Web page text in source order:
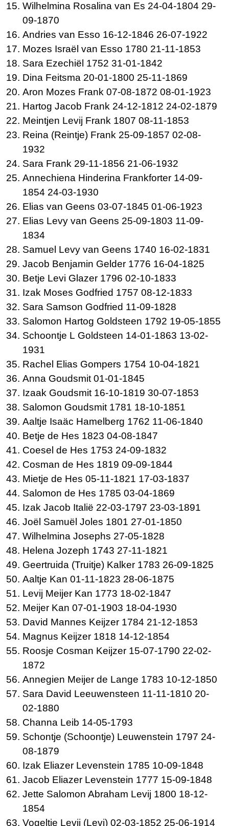
Wilhelmina Rosalina van Es 24-04-1804 29-
09-1870
Andries van Esso 16-12-1846 26-07-1922
Mozes Israël van Esso 1780 21-11-1853
Sara Ezechiël 1752 31-01-1842
Dina Feitsma 20-01-1800 25-11-1869
Aron Mozes Frank 07-08-1872 08-01-1923
Hartog Jacob Frank 24-12-1812 24-02-1879
Meintjen Levij Frank 1807 08-11-1853
Reina (Reintje) Frank 25-09-1857 02-08-
1932
Sara Frank 29-11-1856 21-06-1932
Annechiena Hinderina Frankforter 14-09-
1854 24-03-1930
Elias van Geens 03-07-1845 01-06-1923
Elias Levy van Geens 25-09-1803 11-09-
1834
Samuel Levy van Geens 1740 16-02-1831
Jacob Benjamin Gelder 1776 16-04-1825
Betje Levi Glazer 1796 02-10-1833
Izak Moses Godfried 1757 08-12-1833
Sara Samson Godfried 11-09-1828
Salomon Hartog Goldsteen 1792 19-05-1855
Schoontje L Goldsteen 14-01-1863 13-02-
1931
Rachel Elias Gompers 1754 10-04-1821
Anna Goudsmit 01-01-1845
Izaak Goudsmit 16-10-1819 30-07-1853
Salomon Goudsmit 1781 18-10-1851
Aaltje Isaäc Hamelberg 1762 11-06-1840
Betje de Hes 1823 04-08-1847
Coesel de Hes 1753 24-09-1832
Cosman de Hes 1819 09-09-1844
Mietje de Hes 05-11-1821 17-03-1837
Salomon de Hes 1785 03-04-1869
Izak Jacob Italië 22-03-1797 23-03-1891
Joël Samuël Joles 1801 27-01-1850
Wilhelmina Josephs 27-05-1828
Helena Jozeph 1743 27-11-1821
Geertruida (Truitje) Kalker 1783 26-09-1825
Aaltje Kan 01-11-1823 28-06-1875
Levij Meijer Kan 1773 18-02-1847
Meijer Kan 07-01-1903 18-04-1930
David Mannes Keijzer 1784 21-12-1853
Magnus Keijzer 1818 14-12-1854
Roosje Cosman Keijzer 15-07-1790 22-02-
1872
Annegien Meijer de Lange 1783 10-12-1850
Sara David Leeuwensteen 11-11-1810 20-
02-1880
Channa Leib 14-05-1793
Schontje (Schoontje) Leuwenstein 1797 24-
08-1879
Izak Eliazer Levenstein 1785 10-09-1848
Jacob Eliazer Levenstein 1777 15-09-1848
Jette Salomon Abraham Levij 1800 18-12-
1854
Vogeltje Levij (Levi) 02-03-1852 25-06-1914